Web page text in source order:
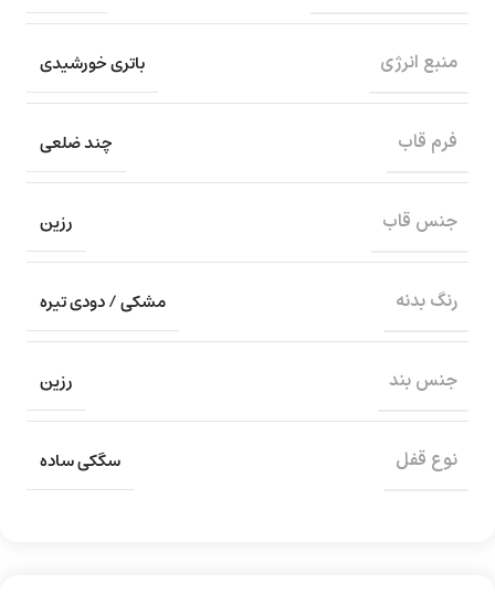
منبع انرژی باتری خورشیدی
فرم قاب چند ضلعی
جنس قاب رزین
رنگ بدنه مشکی / دودی تیره
جنس بند رزین
نوع قفل سگکی ساده